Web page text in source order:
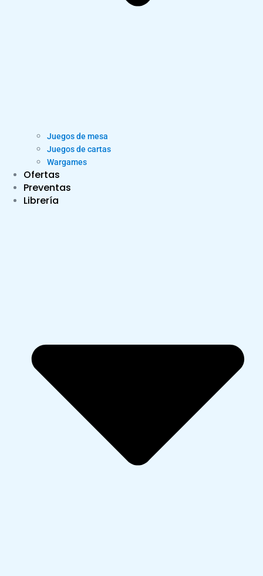
Juegos de mesa
Juegos de cartas
Wargames
Ofertas
Preventas
Librería